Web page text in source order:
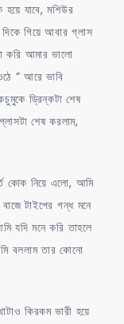
যাবে, মশিউর
গিয়ে আবার গ্লাস
করি আমার ভালো
” আরে ভাবি
ড্রিন্কটা শেষ
শেষ করলাম,
কোক নিয়ে এলো, আমি
টাইপের গন্ধ মনে
যদি মনে করি তাহলে
বললাম তার কোনো
কিরকম ভারী হয়ে